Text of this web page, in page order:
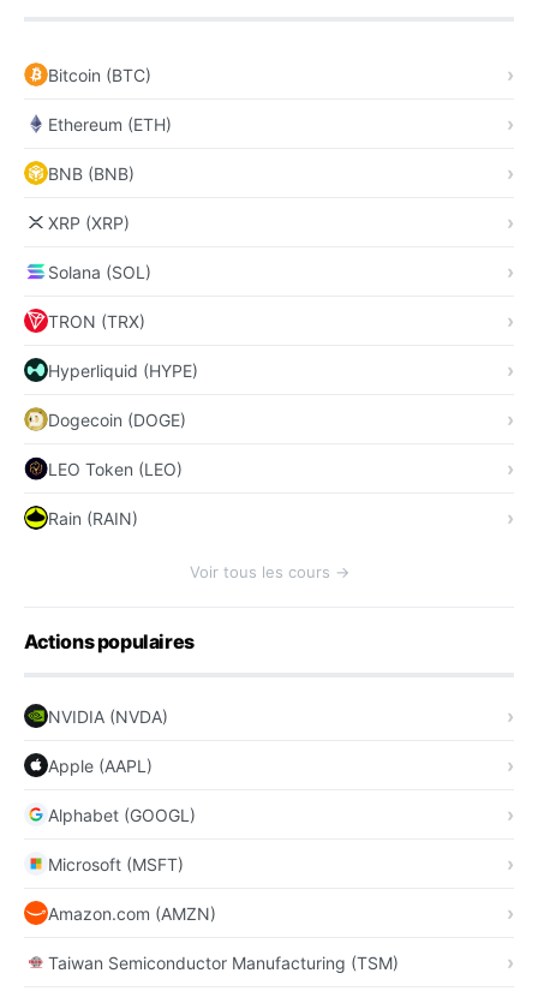
Bitcoin (BTC)
Ethereum (ETH)
BNB (BNB)
XRP (XRP)
Solana (SOL)
TRON (TRX)
Hyperliquid (HYPE)
Dogecoin (DOGE)
LEO Token (LEO)
Rain (RAIN)
Voir tous les cours →
Actions populaires
NVIDIA (NVDA)
Apple (AAPL)
Alphabet (GOOGL)
Microsoft (MSFT)
Amazon.com (AMZN)
Taiwan Semiconductor Manufacturing (TSM)